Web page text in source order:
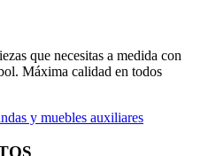
que necesitas a medida con
Máxima calidad en todos
y muebles auxiliares